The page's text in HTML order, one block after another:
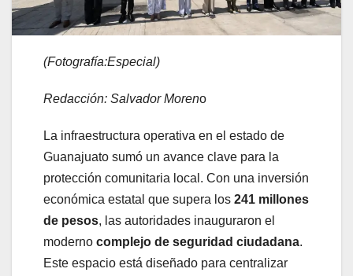
(Fotografía:Especial)
Redacción: Salvador Moreno
La infraestructura operativa en el estado de
Guanajuato sumó un avance clave para la
protección comunitaria local. Con una inversión
económica estatal que supera los 241 millones
de pesos, las autoridades inauguraron el
moderno complejo de seguridad ciudadana.
Este espacio está diseñado para centralizar